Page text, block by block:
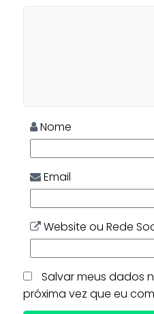
Nome
Email
Website ou Rede
Salvar meus dados
próxima vez que eu